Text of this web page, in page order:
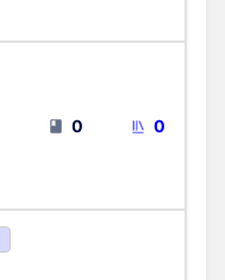
0 0